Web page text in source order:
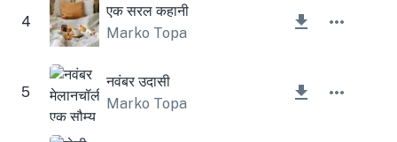
4
एक सरल कहानी
Marko Topa
5
नवंबर उदासी
Marko Topa